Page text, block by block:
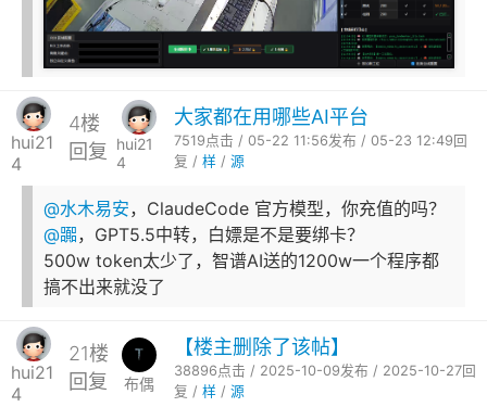
hui21
4
4楼
回复 hui21
4
大家都在用哪些AI平台
7519点击 / 05-22 11:56发布 / 05-23 12:49回
复 / 样/ 源
@水木易安，ClaudeCode 官方模型，你充值的吗？
@嚻，GPT5.5中转，白嫖是不是要绑卡？
500w token太少了，智谱AI送的1200w一个程序都
搞不出来就没了
hui21
4
21楼
回复
布偶
【楼主删除了该帖】
38896点击 / 2025-10-09发布 / 2025-10-27回
复 / 样/ 源